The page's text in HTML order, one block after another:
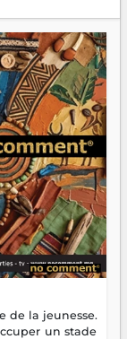
de la jeunesse.
un stade